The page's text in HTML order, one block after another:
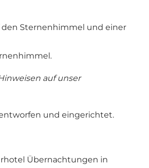
den Sternenhimmel und einer
auf unser
und eingerichtet.
Übernachtungen in